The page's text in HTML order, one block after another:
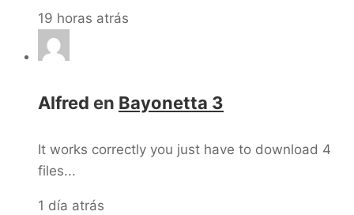
19 horas atrás
Alfred en Bayonetta 3
It works correctly you just have to download 4
files...
1 día atrás